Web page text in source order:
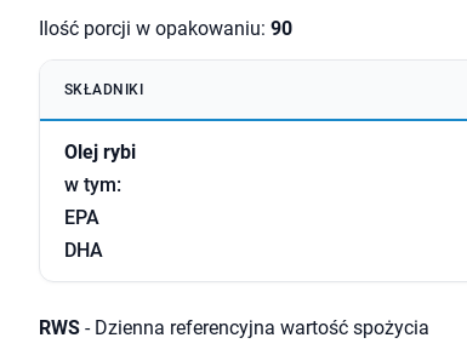
Ilość porcji w opakowaniu: 90
SKŁADNIKI
Olej rybi
w tym:
EPA
DHA
RWS - Dzienna referencyjna wartość spożycia